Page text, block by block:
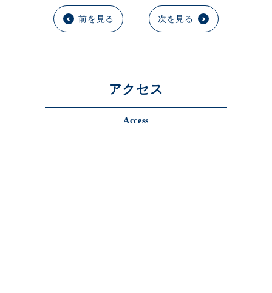
前を見る 次を見る
アクセス
Access